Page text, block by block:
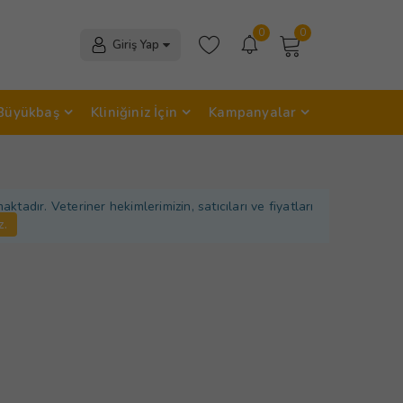
0
0
Giriş Yap
Kliniğiniz İçin Kampanyalar
Veteriner hekimlerimizin, satıcıları ve fiyatları